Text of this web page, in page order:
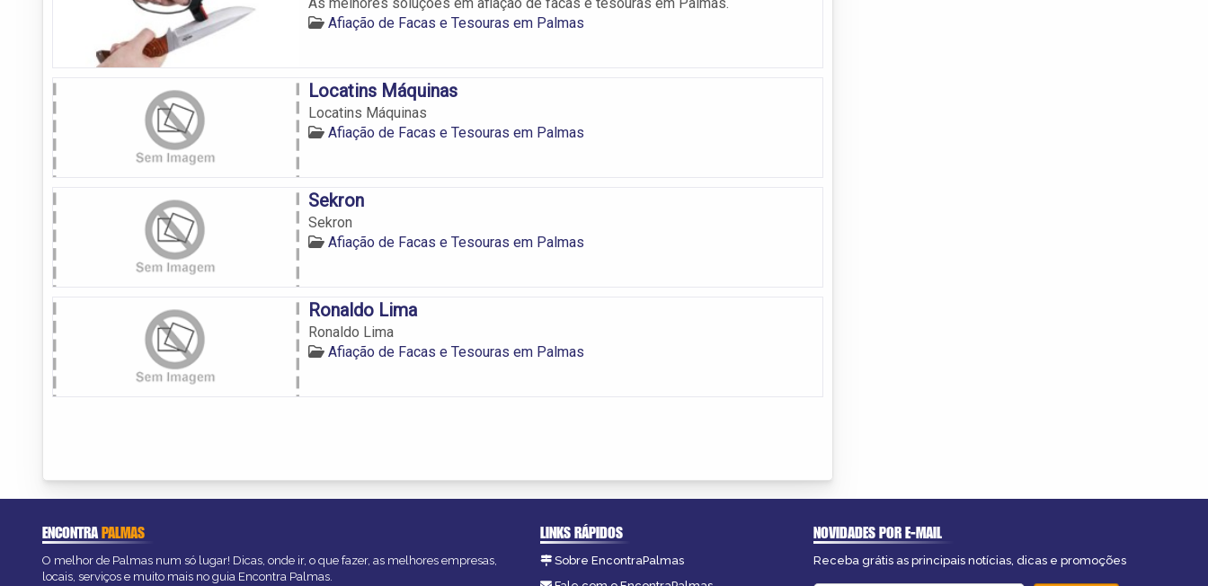
Afiação de Facas e Tesouras em Palmas
Locatins Máquinas
Locatins Máquinas
Afiação de Facas e Tesouras em Palmas
Sekron
Sekron
Afiação de Facas e Tesouras em Palmas
Ronaldo Lima
Ronaldo Lima
Afiação de Facas e Tesouras em Palmas
ENCONTRAPALMAS
O melhor de Palmas num só lugar! Dicas, onde ir, o que fazer, as melhores empresas,
locais, serviços e muito mais no guia Encontra Palmas.
LINKS RÁPIDOS
Sobre EncontraPalmas
NOVIDADES POR E-MAIL
Receba grátis as principais notícias, dicas e promoções